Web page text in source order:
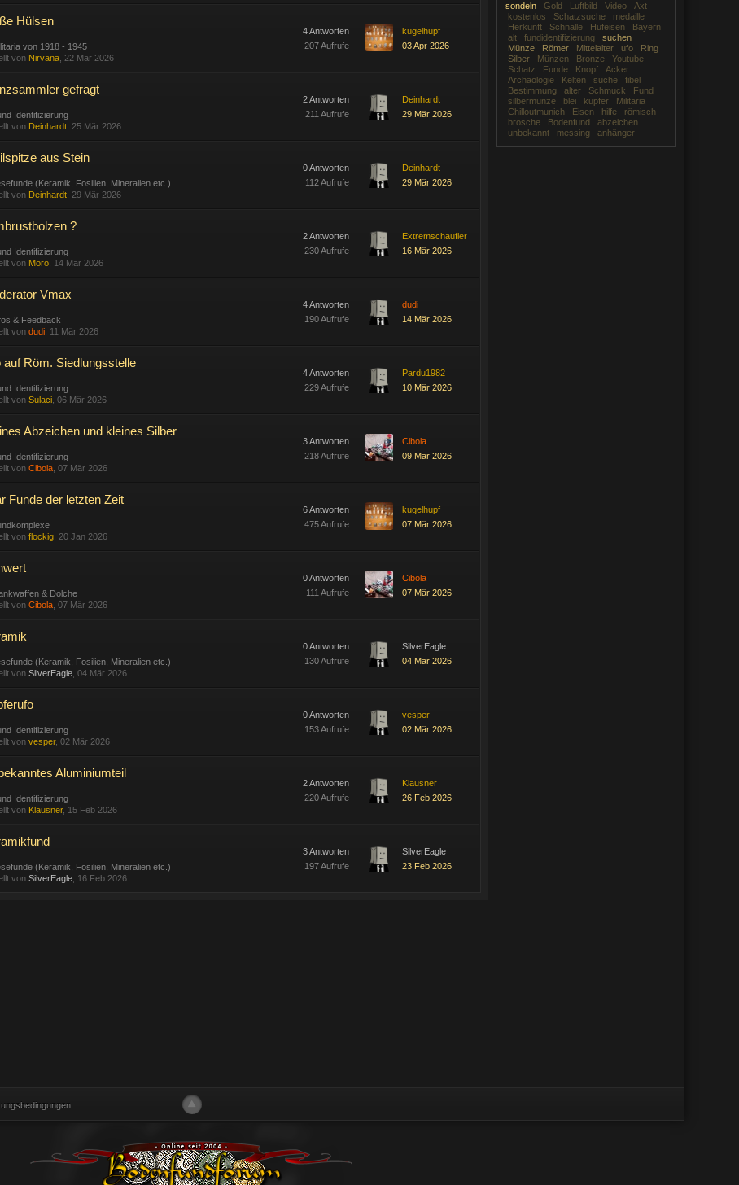
Hülsen
von 1918 - 1945
von Nirvana , 22 Mär 2026
4 Antworten
207 Aufrufe
kugelhupf
03 Apr 2026
gefragt
Identifizierung
von Deinhardt , 25 Mär 2026
2 Antworten
211 Aufrufe
Deinhardt
29 Mär 2026
aus Stein
(Keramik, Fosilien, Mineralien etc.)
von Deinhardt , 29 Mär 2026
0 Antworten
112 Aufrufe
Deinhardt
29 Mär 2026
?
Identifizierung
von Moro , 14 Mär 2026
2 Antworten
230 Aufrufe
Extremschaufler
16 Mär 2026
Vmax
& Feedback
vondudi , 11 Mär 2026
4 Antworten
190 Aufrufe
dudi
14 Mär 2026
auf Röm. Siedlungsstelle
Identifizierung
vonSulaci , 06 Mär 2026
4 Antworten
229 Aufrufe
Pardu1982
10 Mär 2026
Abzeichen und kleines Silber
Identifizierung
vonCibola , 07 Mär 2026
3 Antworten
218 Aufrufe
Cibola
09 Mär 2026
Funde der letzten Zeit
vonflockig , 20 Jan 2026
6 Antworten
475 Aufrufe
kugelhupf
07 Mär 2026
& Dolche
vonCibola , 07 Mär 2026
0 Antworten
111 Aufrufe
Cibola
07 Mär 2026
(Keramik, Fosilien, Mineralien etc.)
vonSilverEagle , 04 Mär 2026
0 Antworten
130 Aufrufe
SilverEagle
04 Mär 2026
Identifizierung
vonvesper, 02 Mär 2026
0 Antworten
153 Aufrufe
vesper
02 Mär 2026
Aluminiumteil
Identifizierung
von Klausner, 15 Feb 2026
2 Antworten
220 Aufrufe
Klausner
26 Feb 2026
(Keramik, Fosilien, Mineralien etc.)
vonSilverEagle , 16 Feb 2026
3 Antworten
197 Aufrufe
SilverEagle
23 Feb 2026
sondeln Gold Luftbild Video
Axt
kostenlos
Schatzsuche
medaille
Herkunft
Schnalle Hufeisen
Bayern
alt
fundidentifizierung
suchen
Münze
Römer Mittelalter ufo
Ring
Silber
Münzen Bronze
Youtube
Schatz
Funde Knopf
Acker
Archäologie
Kelten suche
fibel
Bestimmung
alter Schmuck
Fund
silbermünze
blei kupfer
Militaria
Chilloutmunich
Eisen hilfe
römisch
brosche
Bodenfund
abzeichen
unbekannt
messing anhänger